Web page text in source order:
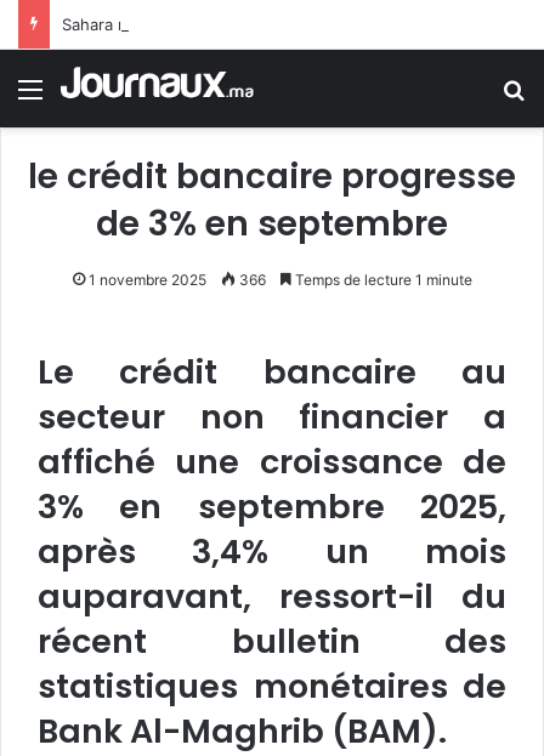
Menu
le crédit bancaire progresse
de 3% en septembre
1 novembre 2025 366 Temps de lecture 1 minute
Le crédit bancaire au
secteur non financier a
affiché une croissance de
3% en septembre 2025,
après 3,4% un mois
auparavant, ressort-il du
récent bulletin des
statistiques monétaires de
Bank Al-Maghrib (BAM).